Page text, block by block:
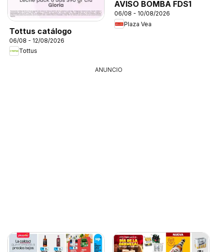
Tottus catálogo
06/08 - 12/08/2026
Tottus
AVISO BOMBA FDS1
06/08 - 10/08/2026
Plaza Vea
ANUNCIO